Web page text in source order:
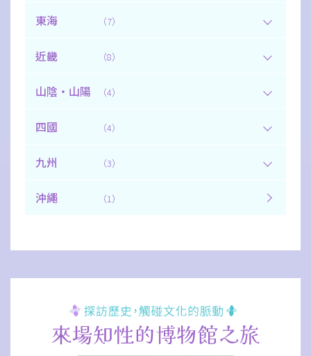
東海 （7）
近畿 （8）
山陰・山陽 （4）
四國 （4）
九州 （3）
沖繩 （1）